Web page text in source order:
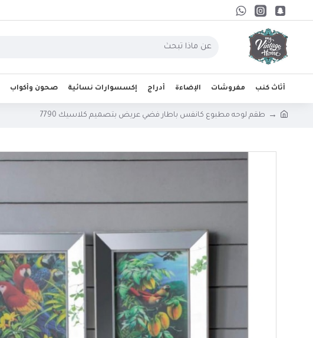
أثاث كنب مفروشات الإضاءة أدراج إكسسوارات نسائية صحون وأكواب
طقم لوحه مطبوع كانفس باطار فضي عريض بتصميم كلاسيك 7790